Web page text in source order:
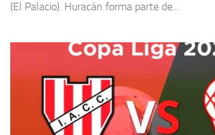
(El Palacio). Huracán forma parte de...